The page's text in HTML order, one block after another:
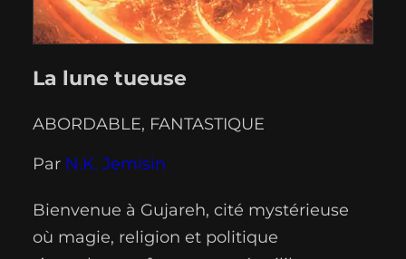
La lune tueuse
ABORDABLE, FANTASTIQUE
Par N.K. Jemisin
Bienvenue à Gujareh, cité mystérieuse
où magie, religion et politique